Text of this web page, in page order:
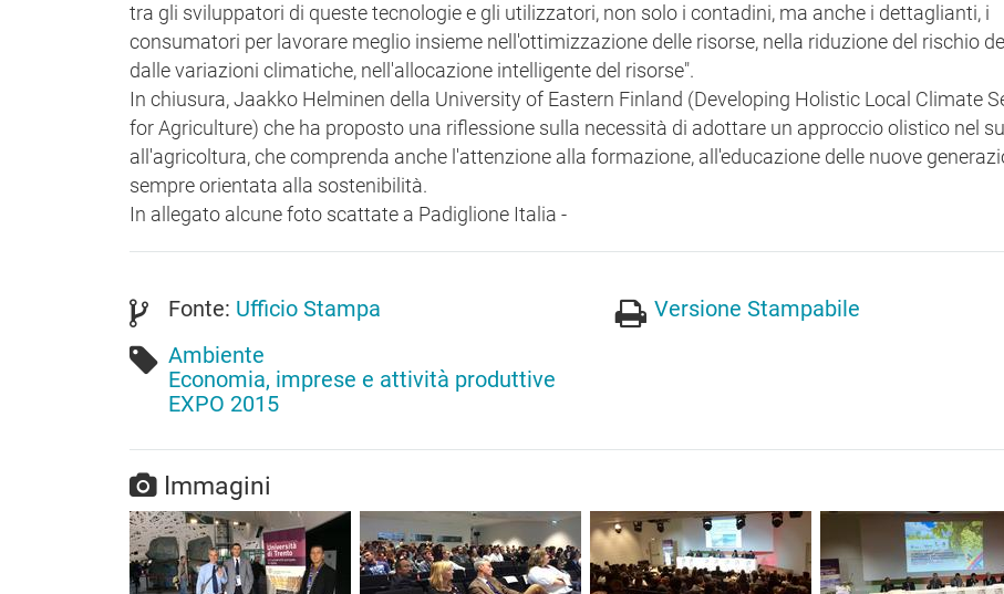
tra gli sviluppatori di queste tecnologie e gli utilizzatori, non solo i contadini, ma anche i dettaglianti, i
consumatori per lavorare meglio insieme nell'ottimizzazione delle risorse, nella riduzione del rischio
dalle variazioni climatiche, nell'allocazione intelligente del risorse".
In chiusura, Jaakko Helminen della University of Eastern Finland (Developing Holistic Local Climate
for Agriculture) che ha proposto una riflessione sulla necessità di adottare un approccio olistico nel
all'agricoltura, che comprenda anche l'attenzione alla formazione, all'educazione delle nuove
sempre orientata alla sostenibilità.
In allegato alcune foto scattate a Padiglione Italia -
Fonte: Ufficio Stampa
Ambiente
Economia, imprese e attività produttive
EXPO 2015
Versione Stampabile
Immagini